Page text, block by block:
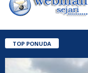
TOP PONUDA